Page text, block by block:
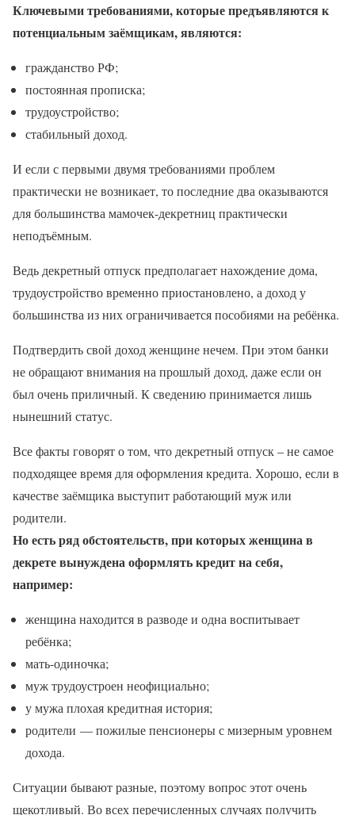
Ключевыми требованиями, которые предъявляются к
потенциальным заёмщикам, являются:
гражданство РФ;
постоянная прописка;
трудоустройство;
стабильный доход.
И если с первыми двумя требованиями проблем
практически не возникает, то последние два оказываются
для большинства мамочек-декретниц практически
неподъёмным.
Ведь декретный отпуск предполагает нахождение дома,
трудоустройство временно приостановлено, а доход у
большинства из них ограничивается пособиями на ребёнка.
Подтвердить свой доход женщине нечем. При этом банки
не обращают внимания на прошлый доход, даже если он
был очень приличный. К сведению принимается лишь
нынешний статус.
Все факты говорят о том, что декретный отпуск – не самое
подходящее время для оформления кредита. Хорошо, если в
качестве заёмщика выступит работающий муж или
родители.
Но есть ряд обстоятельств, при которых женщина в
декрете вынуждена оформлять кредит на себя,
например:
женщина находится в разводе и одна воспитывает
ребёнка;
мать-одиночка;
муж трудоустроен неофициально;
у мужа плохая кредитная история;
родители — пожилые пенсионеры с мизерным уровнем
дохода.
Ситуации бывают разные, поэтому вопрос этот очень
щекотливый. Во всех перечисленных случаях получить